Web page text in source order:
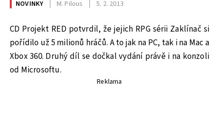
NOVINKY M. Pilous 5. 2. 2013
CD Projekt RED potvrdil, že jejich RPG sérii Zaklínač si
pořídilo už 5 milionů hráčů. A to jak na PC, tak i na Mac a
Xbox 360. Druhý díl se dočkal vydání právě i na konzoli
od Microsoftu.
Reklama